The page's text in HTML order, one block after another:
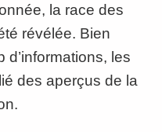
la race des
révélée. Bien
d’informations, les
des aperçus de la